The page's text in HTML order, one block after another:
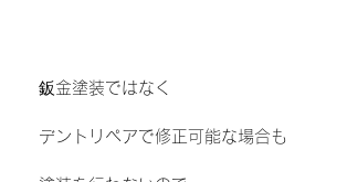
鈑金塗装ではなく
デントリペアで修正可能な場合も